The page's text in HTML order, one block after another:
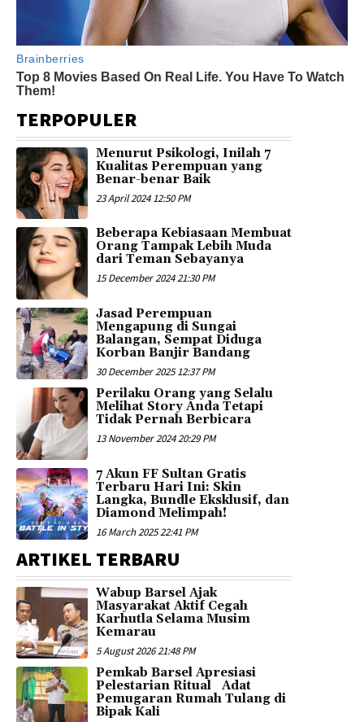
TERPOPULER
Menurut Psikologi, Inilah 7
Kualitas Perempuan yang
Benar-benar Baik
23 April 2024 12:50 PM
Beberapa Kebiasaan Membuat
Orang Tampak Lebih Muda
dari Teman Sebayanya
15 December 2024 21:30 PM
Jasad Perempuan
Mengapung di Sungai
Balangan, Sempat Diduga
Korban Banjir Bandang
30 December 2025 12:37 PM
Perilaku Orang yang Selalu
Melihat Story Anda Tetapi
Tidak Pernah Berbicara
13 November 2024 20:29 PM
7 Akun FF Sultan Gratis
Terbaru Hari Ini: Skin
Langka, Bundle Eksklusif, dan
Diamond Melimpah!
16 March 2025 22:41 PM
ARTIKEL TERBARU
Wabup Barsel Ajak
Masyarakat Aktif Cegah
Karhutla Selama Musim
Kemarau
5 August 2026 21:48 PM
Pemkab Barsel Apresiasi
Pelestarian Ritual Adat
Pemugaran Rumah Tulang di
Bipak Kali